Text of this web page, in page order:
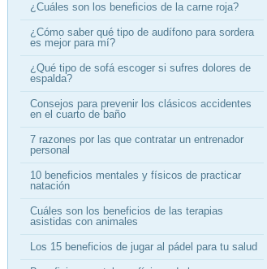
¿Cuáles son los beneficios de la carne roja?
¿Cómo saber qué tipo de audífono para sordera
es mejor para mí?
¿Qué tipo de sofá escoger si sufres dolores de
espalda?
Consejos para prevenir los clásicos accidentes
en el cuarto de baño
7 razones por las que contratar un entrenador
personal
10 beneficios mentales y físicos de practicar
natación
Cuáles son los beneficios de las terapias
asistidas con animales
Los 15 beneficios de jugar al pádel para tu salud